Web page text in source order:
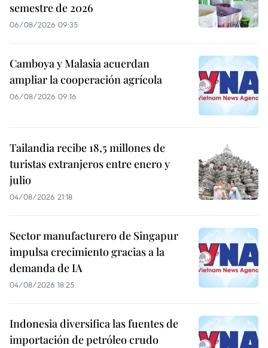
semestre de 2026
06/08/2026 09:35
Camboya y Malasia acuerdan
ampliar la cooperación agrícola
06/08/2026 09:16
Tailandia recibe 18,5 millones de
turistas extranjeros entre enero y
julio
04/08/2026 21:18
Sector manufacturero de Singapur
impulsa crecimiento gracias a la
demanda de IA
04/08/2026 18:25
Indonesia diversifica las fuentes de
importación de petróleo crudo